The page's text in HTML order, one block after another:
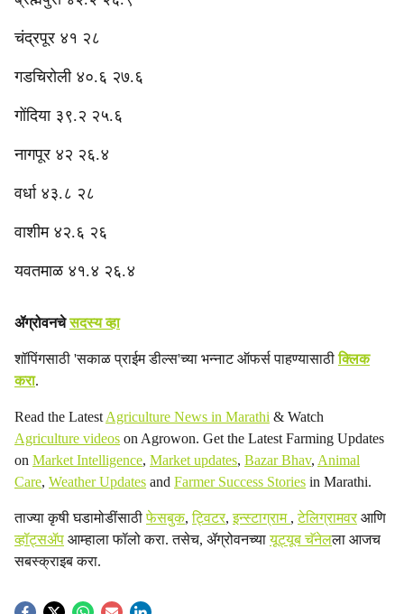
चंद्रपूर ४१ २८
‎गडचिरोली ४०.६ २७.६
‎गोंदिया ३९.२ २५.६
‎नागपूर ४२ २६.४
‎वर्धा ४३.८ २८
‎वाशीम ४२.६ २६
‎यवतमाळ ४१.४ २६.४
ॲग्रोवनचेसदस्य व्हा
शॉपिंगसाठी 'सकाळ प्राईम डील्स'च्या भन्नाट ऑफर्स पाहण्यासाठीक्लिक
करा.
Read the Latest Agriculture News in Marathi & Watch
Agriculture videos on Agrowon. Get the Latest Farming Updates
on Market Intelligence, Market updates, Bazar Bhav, Animal
Care, Weather Updates and Farmer Success Stories in Marathi.
ताज्या कृषी घडामोडींसाठीफेसबुक,ट्विटर,इन्स्टाग्राम ,टेलिग्रामवरआणि
व्हॉट्सॲप आम्हाला फॉलो करा. तसेच, ॲग्रोवनच्यायूट्यूब चॅनेलला आजच
सबस्क्राइब करा.